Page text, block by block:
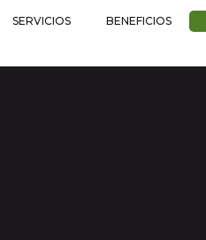
SERVICIOS BENEFICIOS